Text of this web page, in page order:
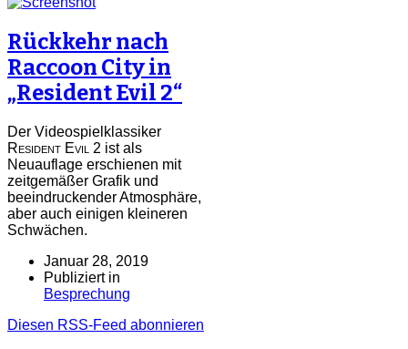
Rückkehr nach
Raccoon City in
„Resident Evil 2“
Der Videospielklassiker
Resident Evil 2 ist als
Neuauflage erschienen mit
zeitgemäßer Grafik und
beeindruckender Atmosphäre,
aber auch einigen kleineren
Schwächen.
Januar 28, 2019
Publiziert in
Besprechung
Diesen RSS-Feed abonnieren